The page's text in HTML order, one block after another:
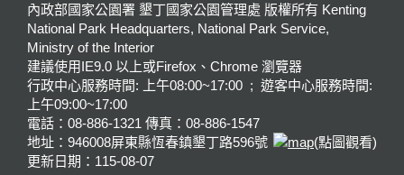
內政部國家公園署 墾丁國家公園管理處 版權所有 Kenting
National Park Headquarters, National Park Service,
Ministry of the Interior
建議使用IE9.0 以上或Firefox、Chrome 瀏覽器
行政中心服務時間: 上午08:00~17:00 ; 遊客中心服務時間:
上午09:00~17:00
電話：08-886-1321 傳真：08-886-1547
地址：946008屏東縣恆春鎮墾丁路596號
(點圖觀看)
更新日期： 115-08-07